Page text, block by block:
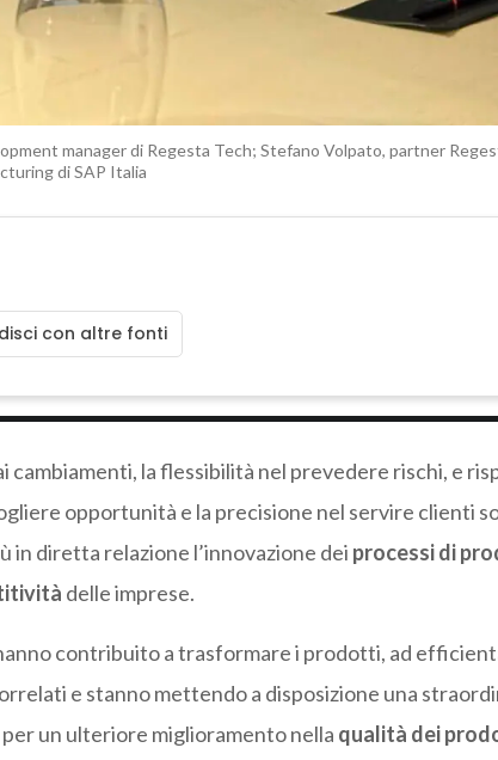
manager di Regesta Tech; Stefano Volpato, partner
di SAP Italia
con altre fonti
cambiamenti, la flessibilità nel prevedere rischi, e
opportunità e la precisione nel servire clienti
diretta relazione l’innovazione dei processi di
delle imprese.
contribuito a trasformare i prodotti, ad
e stanno mettendo a disposizione una
un ulteriore miglioramento nella qualità dei